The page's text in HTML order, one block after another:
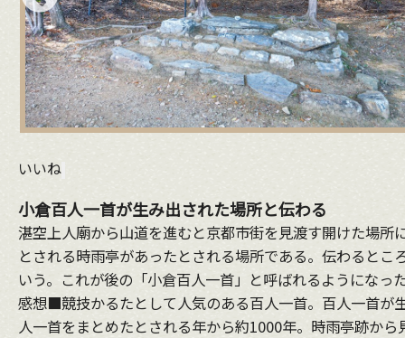
いいね
小倉百人一首が生み出された場所と伝わる
湛空上人廟から山道を進むと京都市街を見渡す開けた場
とされる時雨亭があったとされる場所である。伝わると
いう。これが後の「小倉百人一首」と呼ばれるようになっ
感想■競技かるたとして人気のある百人一首。百人一首が
人一首をまとめたとされる年から約1000年。時雨亭跡か